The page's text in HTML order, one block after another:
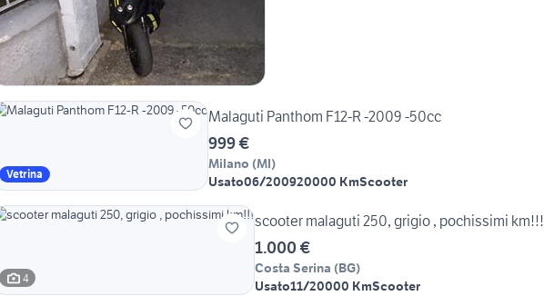
Vetrina
Malaguti Panthom F12-R -2009 -50cc
999 €
Milano (MI)
Usato06/200920000 KmScooter
4
scooter malaguti 250, grigio , pochissimi km!!!
1.000 €
Costa Serina (BG)
Usato11/20000 KmScooter